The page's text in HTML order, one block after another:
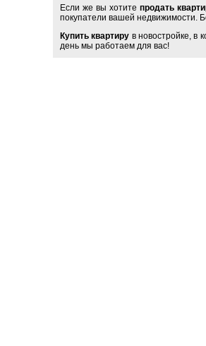
Если же вы хотите продать
покупатели вашей недвижимости.
Купить квартиру в новостройке, в
день мы работаем для вас!